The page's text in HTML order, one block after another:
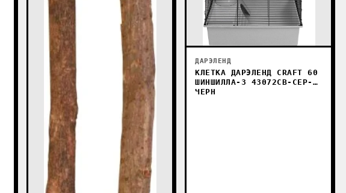
ДАРЭЛЕНД
КЛЕТКА ДАРЭЛЕНД CRAFT 60
ШИНШИЛЛА-3 43072СВ-СЕР-
ЧЕРН